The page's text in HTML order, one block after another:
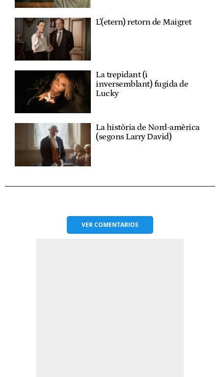
L'(etern) retorn de Maigret
La trepidant (i
inversemblant) fugida de
Lucky
La història de Nord-amèrica
(segons Larry David)
VERCOMENTARIOS